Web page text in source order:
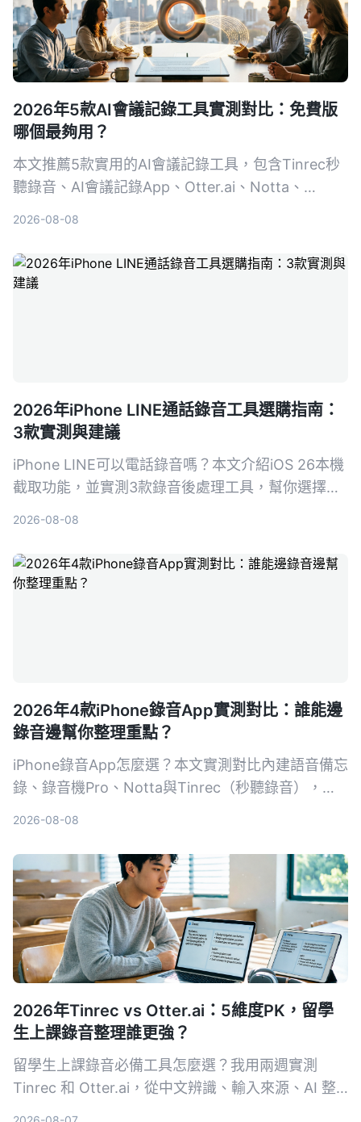
2026年5款AI會議記錄工具實測對比：免費版
哪個最夠用？
本文推薦5款實用的AI會議記錄工具，包含Tinrec秒
聽錄音、AI會議記錄App、Otter.ai、Notta、
2026-08-08
2026年iPhone LINE通話錄音工具選購指南：
3款實測與建議
iPhone LINE可以電話錄音嗎？本文介紹iOS 26本機
截取功能，並實測3款錄音後處理工具，幫你選擇最
2026-08-08
2026年4款iPhone錄音App實測對比：誰能邊
錄音邊幫你整理重點？
iPhone錄音App怎麼選？本文實測對比內建語音備忘
錄、錄音機Pro、Notta與Tinrec（秒聽錄音），從
2026-08-08
2026年Tinrec vs Otter.ai：5維度PK，留學
生上課錄音整理誰更強？
留學生上課錄音必備工具怎麼選？我用兩週實測
Tinrec 和 Otter.ai，從中文辨識、輸入來源、AI 整